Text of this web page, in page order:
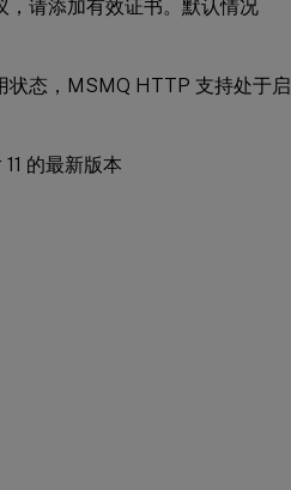
请添加有效证书。默认情况
态，MSMQ HTTP 支持处于启
的最新版本